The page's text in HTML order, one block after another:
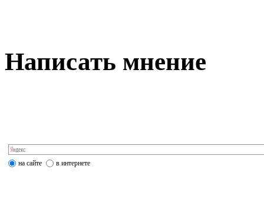
Написать мнение
на сайте в интернете